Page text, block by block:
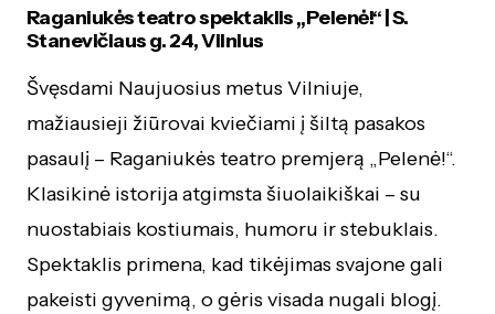
Raganiukės teatro spektaklis „Pelenė!“ | S.
Stanevičiaus g. 24, Vilnius
Švęsdami Naujuosius metus Vilniuje,
mažiausieji žiūrovai kviečiami į šiltą pasakos
pasaulį – Raganiukės teatro premjerą „Pelenė!“.
Klasikinė istorija atgimsta šiuolaikiškai – su
nuostabiais kostiumais, humoru ir stebuklais.
Spektaklis primena, kad tikėjimas svajone gali
pakeisti gyvenimą, o gėris visada nugali blogį.